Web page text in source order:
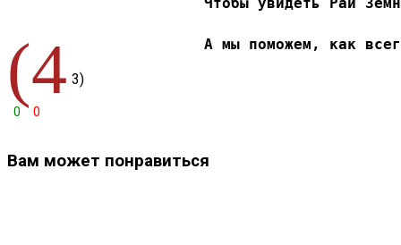
А мы поможем, как
(4 3)
0 0
Вам может понравиться